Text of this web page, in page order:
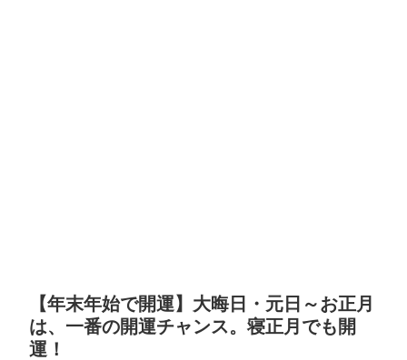
【年末年始で開運】大晦日・元日～お正月
は、一番の開運チャンス。寝正月でも開
運！